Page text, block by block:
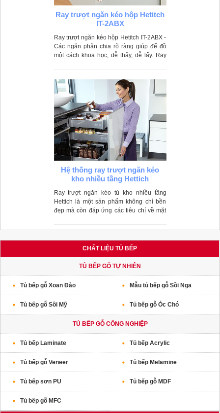
Ray trượt ngăn kéo hộp Hetitch
IT-2ABX
Ray trượt ngăn kéo hộp Hetitch IT-2ABX -
Các ngăn phân chia rõ ràng giúp để đồ
một cách khoa học, dễ thấy, dễ lấy. Ray
Hệ thống ray trượt ngăn kéo
kho nhiều tầng Hettich
Ray trượt ngăn kéo tủ kho nhiều tầng
Hettich là một sản phẩm không chỉ bền
đẹp mà còn đáp ứng các tiêu chí về mặt
CHẤT LIỆU TỦ BẾP
TỦ BẾP GỖ TỰ NHIÊN
Tủ bếp gỗ Xoan Đào Mẫu tủ bếp gỗ Sồi Nga
Tủ bếp gỗ Sồi Mỹ Tủ bếp gỗ Óc Chó
TỦ BẾP GỖ CÔNG NGHIỆP
Tủ bếp Laminate Tủ bếp Acrylic
Tủ bếp gỗ Veneer Tủ bếp Melamine
Tủ bếp sơn PU Tủ bếp gỗ MDF
Tủ bếp gỗ MFC